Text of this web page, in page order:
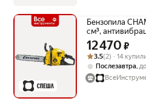
Бензопила
см³,
Цена 12470 ₽
12 470 ₽
Рейтинг товара:
Оценок: (2) · 14
3.5(2) · 14
Послезавтра,